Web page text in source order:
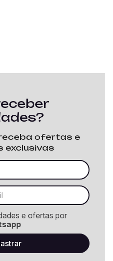
ofertas e
exclusivas
e ofertas por